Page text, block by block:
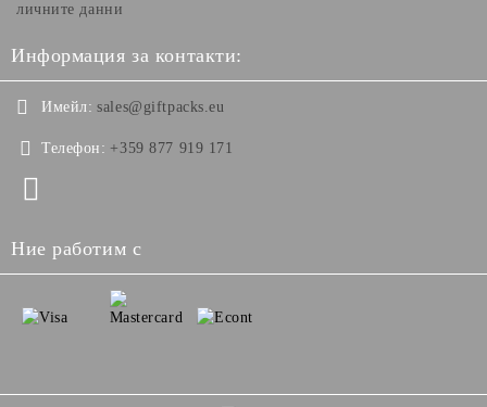
личните данни
Информация за контакти:
Имейл: sales@giftpacks.eu
Телефон: +359 877 919 171
Ние работим с